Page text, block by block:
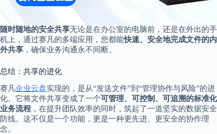
随时随地的安全共享无论是在办公室的电脑前，还是在外出的手
机上，通过赛凡的多端应用，您都能快速、安全地完成文件的内
外共享 ，确保业务沟通永不间断。
总结：共享的进化
赛凡企业云盘实现的，是从“发送文件”到“管理协作与风险”的进
化。它将文件共享变成了一个可管理、可控制、可追溯的标准化
业务流程 ，在提升团队效率的同时，筑起了一道坚实的数据安全
防线。这不仅是一个功能，更是一种更先进、更安全的协作理
念。